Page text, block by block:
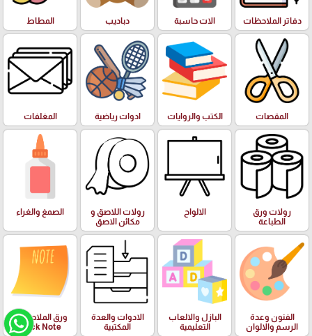
دفاتر الملاحظات الات حاسبة دباديب المطاط
المقصات الكتب والروايات ادوات رياضية المغلفات
رولات ورق
الطباعة
الالواح
رولات اللاصق و
مكائن الاصق
الصمغ والغراء
الفنون وعدة
الرسم والالوان
البازل والالعاب
التعليمية
الادوات والعدة
المكتبية
ورق الملاحظات
Stick Note